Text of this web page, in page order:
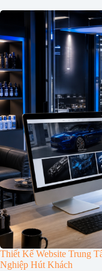
Thiết Kế Website Trung
Nghiệp Hút Khách